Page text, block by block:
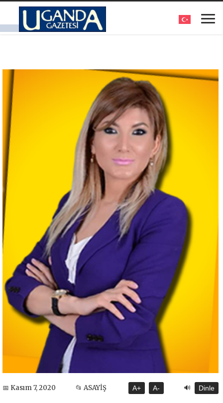
📅 Kasım 7, 2020 📂 ASAYİŞ A+ A- 🔊 Dinle